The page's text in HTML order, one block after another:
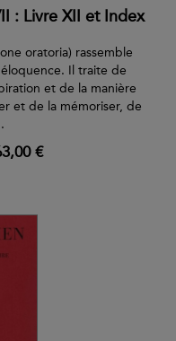
: Livre XII et Index
oratoria) rassemble
Il traite de
et de la manière
et de la mémoriser, de
€